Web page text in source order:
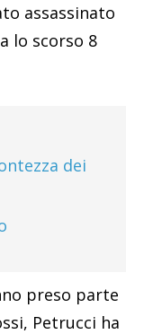
assassinato
lo scorso 8
dei
preso parte
Petrucci ha